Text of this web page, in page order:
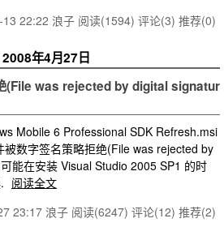
22:22 浪子 阅读(1594) 评论(3) 推荐(0)
2008年4月27日
(File was rejected by digital signatur
Mobile 6 Professional SDK Refresh.msi
被数字签名策略拒绝(File was rejected by
能在安装 Visual Studio 2005 SP1 的时
阅读全文
23:17 浪子 阅读(6247) 评论(12) 推荐(2)